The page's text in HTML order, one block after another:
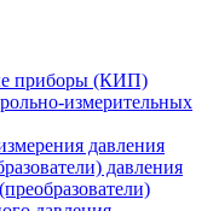
приборы (КИП)
измерительных
давления
давления